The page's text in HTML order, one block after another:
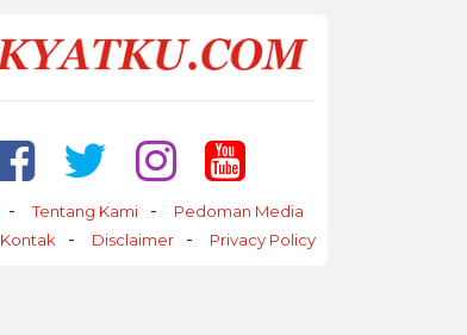
Tentang Kami
Pedoman Media
Kontak Disclaimer Privacy Policy